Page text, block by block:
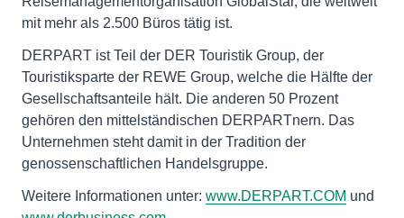
mit mehr als 2.500 Büros tätig ist.
DERPART ist Teil der DER Touristik Group, der
Touristiksparte der REWE Group, welche die Hälfte der
Gesellschaftsanteile hält. Die anderen 50 Prozent
gehören den mittelständischen DERPARTnern. Das
Unternehmen steht damit in der Tradition der
genossenschaftlichen Handelsgruppe.
Weitere Informationen unter: www.DERPART.COM und